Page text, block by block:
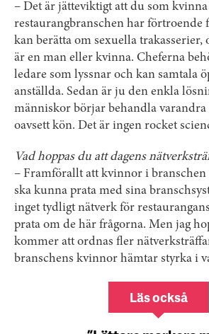
– Det är jätteviktigt att du som
restaurangbranschen har förtroende
kan berätta om sexuella trakasserier,
är en man eller kvinna. Cheferna
ledare som lyssnar och kan samtala
anställda. Sedan är ju den enkla
människor börjar behandla varandra
oavsett kön. Det är ingen rocket
Vad hoppas du att dagens
– Framförallt att kvinnor i branschen
ska kunna prata med sina
inget tydligt nätverk för
prata om de här frågorna. Men jag
kommer att ordnas fler
branschens kvinnor hämtar styrka i
Läs också